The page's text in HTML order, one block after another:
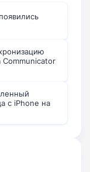
Communicator
с iPhone на